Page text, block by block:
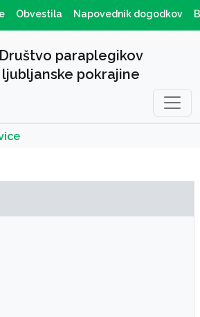
Obvestila Napovednik dogodkov
Društvo paraplegikov
ljubljanske pokrajine